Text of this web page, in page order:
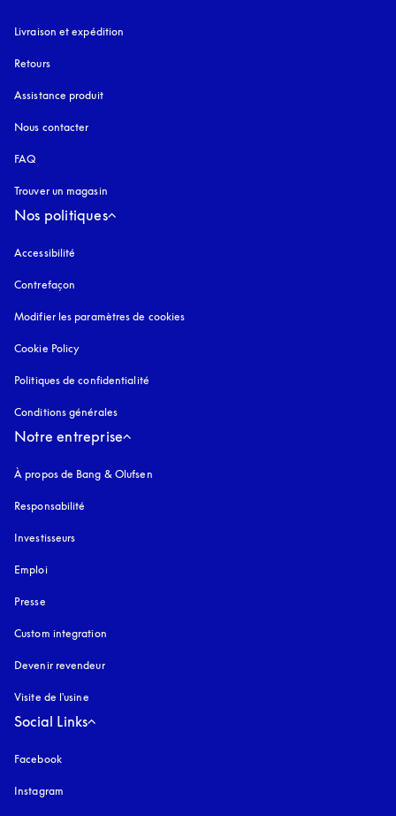
Livraison et expédition
Retours
Assistance produit
Nous contacter
FAQ
Trouver un magasin
Nos politiques
Accessibilité
Contrefaçon
Modifier les paramètres de cookies
Cookie Policy
Politiques de confidentialité
Conditions générales
Notre entreprise
À propos de Bang & Olufsen
Responsabilité
Investisseurs
Emploi
Presse
Custom integration
Devenir revendeur
Visite de l'usine
Social Links
Facebook
Instagram